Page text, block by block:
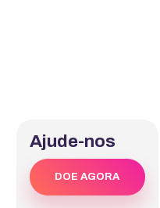
Ajude-nos
DOE AGORA